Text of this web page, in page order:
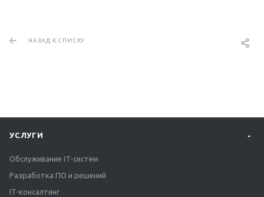
НАЗАД К СПИСКУ
УСЛУГИ
Обслуживание IT-систем
Разработка ПО и решений
IT-консалтинг